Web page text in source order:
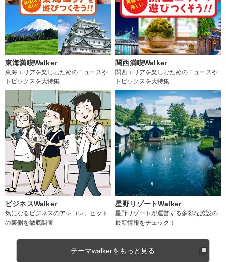
東海満喫Walker
東海エリアを楽しむためのニュースや
トピックスを大特集
関西満喫Walker
関西エリアを楽しむためのニュースや
トピックスを大特集
ビジネスWalker
気になるビジネスのアレコレ、ヒット
の裏側を徹底調査
星野リゾートWalker
星野リゾートが運営する多彩な施設の
最新情報をチェック！
テーマwalkerをもっと見る